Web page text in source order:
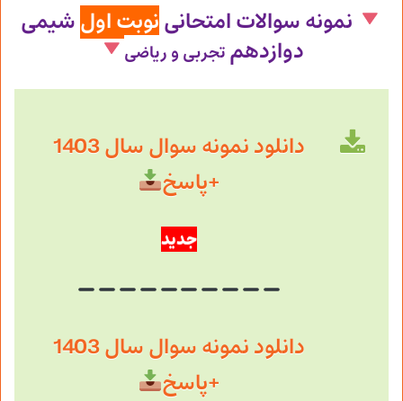
نمونه سوالات امتحانینوبت اولشیمی
دوازدهم تجربی و ریاضی
دانلود نمونه سوال سال 1403
+پاسخ
جدید
دانلود نمونه سوال سال 1403
+پاسخ